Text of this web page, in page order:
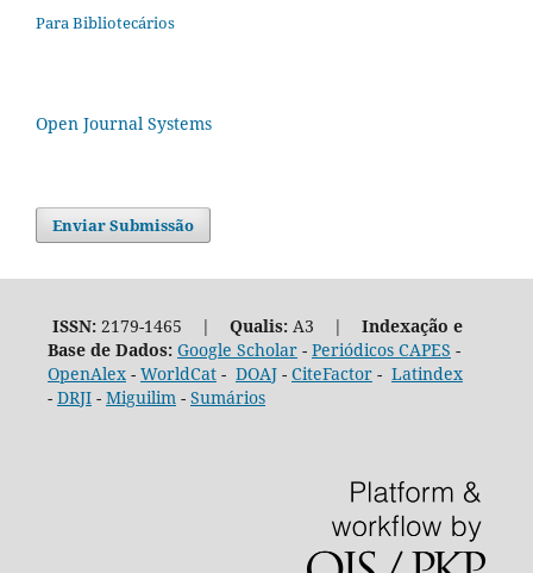
Para Bibliotecários
Open Journal Systems
Enviar Submissão
ISSN:2179-1465 | Qualis:A3 | Indexação e
Base de Dados: Google Scholar- Periódicos CAPES -
OpenAlex- WorldCat- DOAJ- CiteFactor- Latindex
- DRJI- Miguilim- Sumários